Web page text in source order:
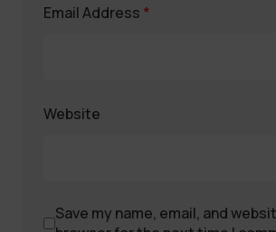
Email Address *
Website
Save my name, email, and